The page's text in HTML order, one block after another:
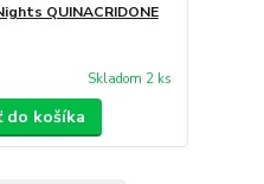
QUINACRIDONE
Skladom 2 ks
do košíka